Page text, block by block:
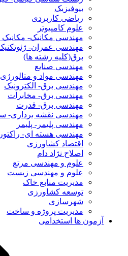
بیوفیزیک
ریاضی کاربردی
علوم کامپیوتر
مهندسی مکانیک-
مهندسی عمران-
برق(کلیه رشته ها)
مهندسی صنایع
مهندسی مواد و متالورژی
مهندسی برق- الکترونیک
مهندسی برق- مخابرات
مهندسی برق- قدرت
مهندسی نقشه برداری-
مهندسی پلیمر- پلیمر
مهندسی هسته ای- راکتور
اقتصاد کشاورزی
اصلاح نژاد دام
علوم و مهندسی مرتع
علوم و مهندسی زیست
مدیریت منابع خاک
توسعه کشاورزی
شهرسازی
مدیریت پروژه و ساخت
آزمون ها استخدامی